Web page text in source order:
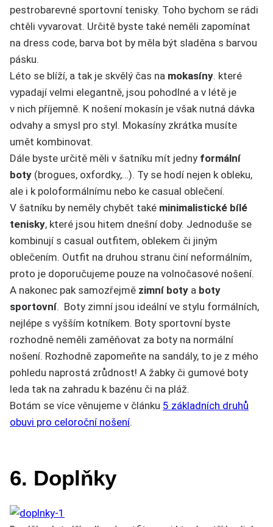
pestrobarevné sportovní tenisky. Toho bychom se rádi
chtěli vyvarovat. Určitě byste také neměli zapomínat
na dress code, barva bot by měla být sladěna s barvou
pásku.
Léto se blíží, a tak je skvělý čas na mokasíny. které
vypadají velmi elegantně, jsou pohodlné a v létě je
v nich příjemně. K nošení mokasín je však nutná dávka
odvahy a smysl pro styl. Mokasíny zkrátka musíte
umět kombinovat.
Dále byste určitě měli v šatníku mít jedny formální
boty (brogues, oxfordky,…). Ty se hodí nejen k obleku,
ale i k poloformálnímu nebo ke casual oblečení.
V šatníku by neměly chybět také minimalistické bílé
tenisky, které jsou hitem dnešní doby. Jednoduše se
kombinují s casual outfitem, oblekem či jiným
oblečením. Outfit na druhou stranu činí neformálním,
proto je doporučujeme pouze na volnočasové nošení.
A nakonec pak samozřejmě zimní boty a boty
sportovní. Boty zimní jsou ideální ve stylu formálních,
nejlépe s vyšším kotníkem. Boty sportovní byste
rozhodně neměli zaměňovat za boty na normální
nošení. Rozhodně zapomeňte na sandály, to je z mého
pohledu naprostá zrůdnost! A žabky či gumové boty
leda tak na zahradu k bazénu či na pláž.
Botám se více věnujeme v článku 5 základních druhů
obuvi pro celoroční nošení.
6. Doplňky